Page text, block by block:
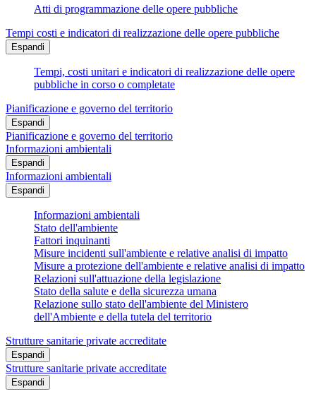
Atti di programmazione delle opere pubbliche
Tempi costi e indicatori di realizzazione delle opere pubbliche
Espandi
Tempi, costi unitari e indicatori di realizzazione delle opere
pubbliche in corso o completate
Pianificazione e governo del territorio
Espandi
Pianificazione e governo del territorio
Informazioni ambientali
Espandi
Informazioni ambientali
Espandi
Informazioni ambientali
Stato dell'ambiente
Fattori inquinanti
Misure incidenti sull'ambiente e relative analisi di impatto
Misure a protezione dell'ambiente e relative analisi di impatto
Relazioni sull'attuazione della legislazione
Stato della salute e della sicurezza umana
Relazione sullo stato dell'ambiente del Ministero
dell'Ambiente e della tutela del territorio
Strutture sanitarie private accreditate
Espandi
Strutture sanitarie private accreditate
Espandi